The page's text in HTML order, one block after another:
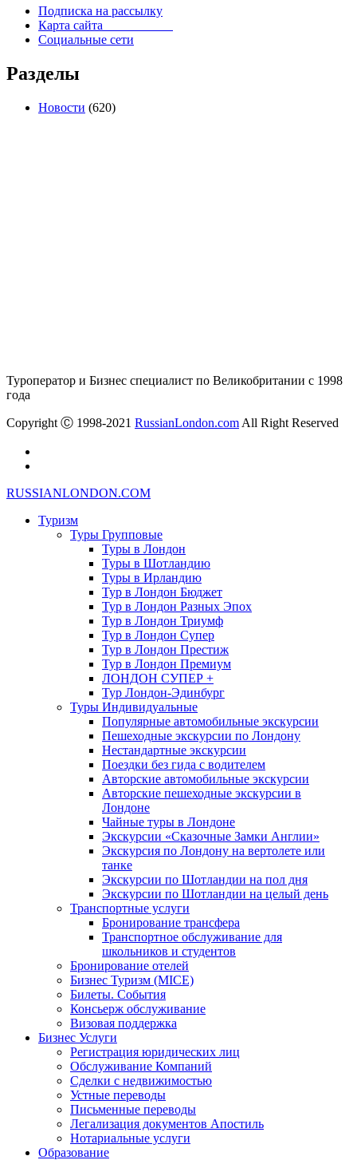
Подписка на рассылку
Карта сайта
Социальные сети
Разделы
Новости (620)
Туроператор и Бизнес специалист по Великобритании с 1998
года
Copyright Ⓒ 1998-2021 RussianLondon.com All Right Reserved
RUSSIANLONDON.COM
Туризм
Туры Групповые
Туры в Лондон
Туры в Шотландию
Туры в Ирландию
Тур в Лондон Бюджет
Тур в Лондон Разных Эпох
Тур в Лондон Триумф
Тур в Лондон Супер
Тур в Лондон Престиж
Тур в Лондон Премиум
ЛОНДОН СУПЕР +
Тур Лондон-Эдинбург
Туры Индивидуальные
Популярные автомобильные экскурсии
Пешеходные экскурсии по Лондону
Нестандартные экскурсии
Поездки без гида с водителем
Авторские автомобильные экскурсии
Авторские пешеходные экскурсии в
Лондоне
Чайные туры в Лондоне
Экскурсии «Сказочные Замки Англии»
Экскурсия по Лондону на вертолете или
танке
Экскурсии по Шотландии на пол дня
Экскурсии по Шотландии на целый день
Транспортные услуги
Бронирование трансфера
Транспортное обслуживание для
школьников и студентов
Бронирование отелей
Бизнес Туризм (MICE)
Билеты. События
Консьерж обслуживание
Визовая поддержка
Бизнес Услуги
Регистрация юридических лиц
Обслуживание Компаний
Сделки с недвижимостью
Устные переводы
Письменные переводы
Легализация документов Апостиль
Нотариальные услуги
Образование